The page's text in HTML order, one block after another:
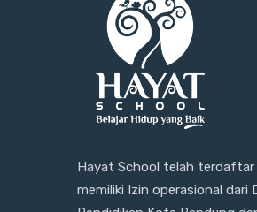
Hayat School telah terdaftar
memiliki Izin operasional dari